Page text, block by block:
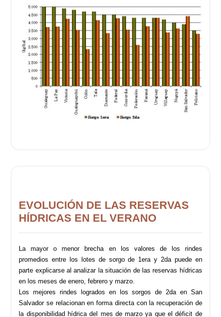
EVOLUCIÓN DE LAS RESERVAS
HÍDRICAS EN EL VERANO
La mayor o menor brecha en los valores de los rindes
promedios entre los lotes de sorgo de 1era y 2da puede en
parte explicarse al analizar la situación de las reservas hídricas
en los meses de enero, febrero y marzo.
Los mejores rindes logrados en los sorgos de 2da en San
Salvador se relacionan en forma directa con la recuperación de
la disponibilidad hídrica del mes de marzo ya que el déficit de